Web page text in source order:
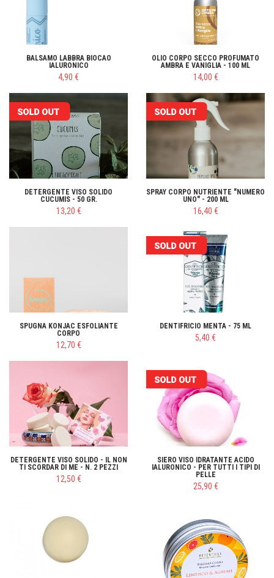
BALSAMO LABBRA BIOCAO
IALURONICO
4,90 €
OLIO CORPO SECCO PROFUMATO
AMBRA E VANIGLIA - 100 ML
14,00 €
DETERGENTE VISO SOLIDO
CUCUMIS - 50 GR.
13,20 €
SPRAY CORPO NUTRIENTE "NUMERO
UNO" - 200 ML
16,40 €
SPUGNA KONJAC ESFOLIANTE
CORPO
12,70 €
DENTIFRICIO MENTA - 75 ML
5,40 €
DETERGENTE VISO SOLIDO - IL NON
TI SCORDAR DI ME - N. 2 PEZZI
12,50 €
SIERO VISO IDRATANTE ACIDO
IALURONICO - PER TUTTI I TIPI DI
PELLE
25,90 €